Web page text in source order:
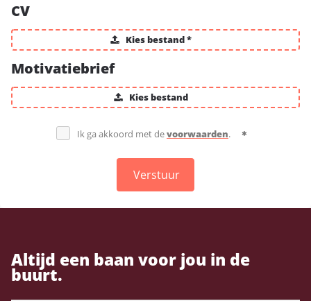
CV
Kies bestand *
Motivatiebrief
Kies bestand
Ik ga akkoord met devoorwaarden.
Verstuur
Altijd een baan voor jou in de
buurt.